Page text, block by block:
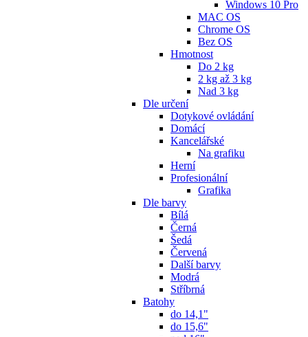
Windows 10 Pro
MAC OS
Chrome OS
Bez OS
Hmotnost
Do 2 kg
2 kg až 3 kg
Nad 3 kg
Dle určení
Dotykové ovládání
Domácí
Kancelářské
Na grafiku
Herní
Profesionální
Grafika
Dle barvy
Bílá
Černá
Šedá
Červená
Další barvy
Modrá
Stříbrná
Batohy
do 14,1"
do 15,6"